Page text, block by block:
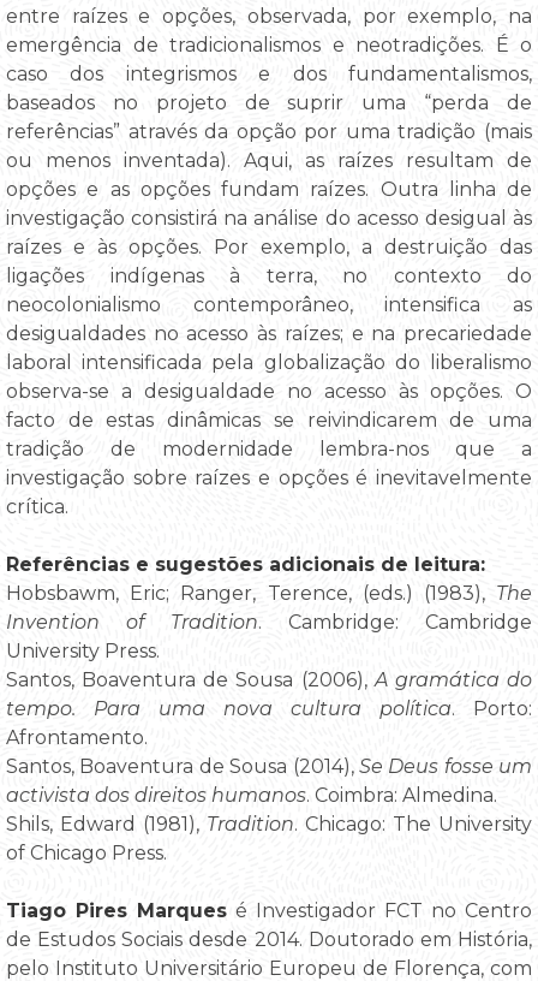
entre raízes e opções, observada, por exemplo, na
emergência de tradicionalismos e neotradições. É o
caso dos integrismos e dos fundamentalismos,
baseados no projeto de suprir uma “perda de
referências” através da opção por uma tradição (mais
ou menos inventada). Aqui, as raízes resultam de
opções e as opções fundam raízes. Outra linha de
investigação consistirá na análise do acesso desigual às
raízes e às opções. Por exemplo, a destruição das
ligações indígenas à terra, no contexto do
neocolonialismo contemporâneo, intensifica as
desigualdades no acesso às raízes; e na precariedade
laboral intensificada pela globalização do liberalismo
observa-se a desigualdade no acesso às opções. O
facto de estas dinâmicas se reivindicarem de uma
tradição de modernidade lembra-nos que a
investigação sobre raízes e opções é inevitavelmente
crítica.
Referências e sugestões adicionais de leitura:
Hobsbawm, Eric; Ranger, Terence, (eds.) (1983), The
Invention of Tradition. Cambridge: Cambridge
University Press.
Santos, Boaventura de Sousa (2006), A gramática do
tempo. Para uma nova cultura política. Porto:
Afrontamento.
Santos, Boaventura de Sousa (2014), Se Deus fosse um
activista dos direitos humanos. Coimbra: Almedina.
Shils, Edward (1981), Tradition. Chicago: The University
of Chicago Press.
Tiago Pires Marques é Investigador FCT no Centro
de Estudos Sociais desde 2014. Doutorado em História,
pelo Instituto Universitário Europeu de Florença, com